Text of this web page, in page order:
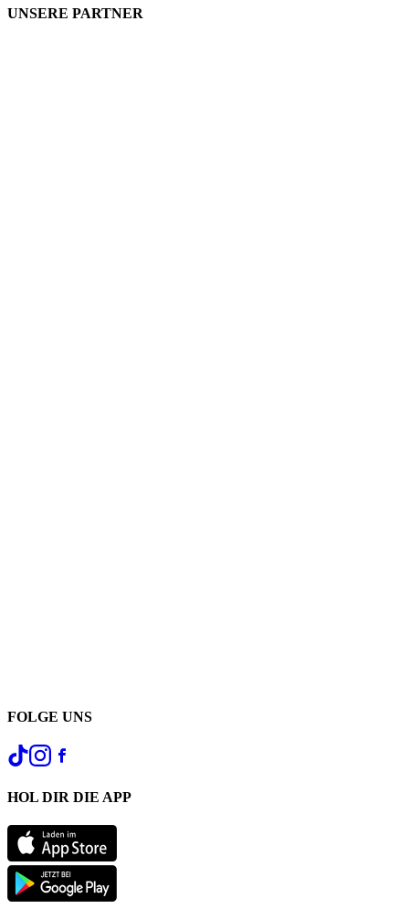
UNSERE PARTNER
FOLGE UNS
HOL DIR DIE APP